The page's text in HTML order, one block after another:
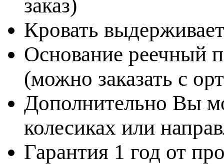
заказ)
Кровать
Основание реечный
(можно заказать с
Дополнительно Вы
колесиках или
Гарантия 1 год от